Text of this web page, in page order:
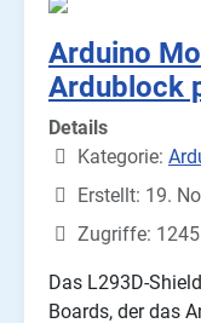
Arduino
Ardublock
Details
Kategorie:
Erstellt: 19.
Zugriffe: 1245
Das L293D-
Boards, der das